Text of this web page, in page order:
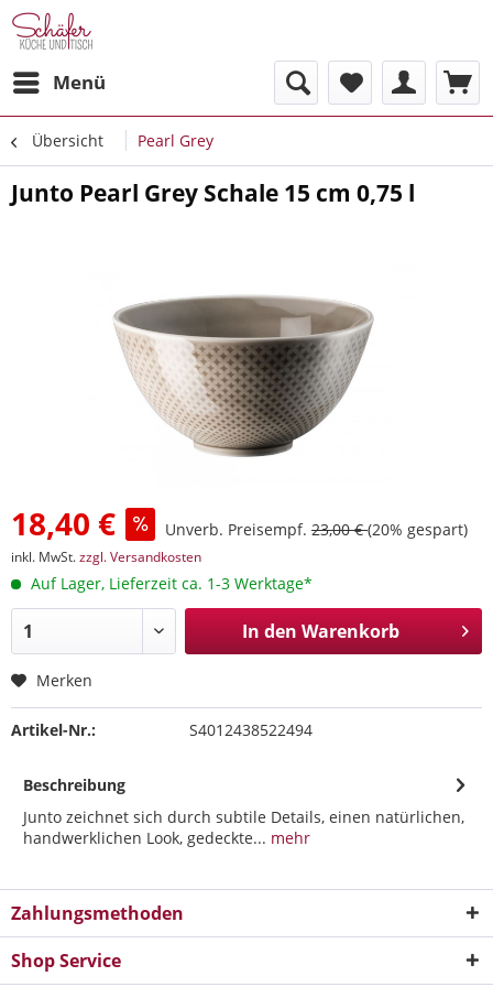
Menü
Übersicht Pearl Grey
Junto Pearl Grey Schale 15 cm 0,75 l
18,40 € Unverb. Preisempf. 23,00 €(20% gespart)
inkl. MwSt.zzgl. Versandkosten
Auf Lager, Lieferzeit ca. 1-3 Werktage*
In den Warenkorb
Merken
Artikel-Nr.: S4012438522494
Beschreibung
Junto zeichnet sich durch subtile Details, einen natürlichen,
handwerklichen Look, gedeckte... mehr
Zahlungsmethoden
Shop Service